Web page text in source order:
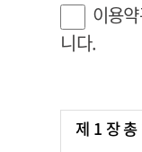
이용
니다.
제 1 장 총